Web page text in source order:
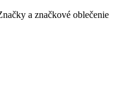
a značkové oblečenie